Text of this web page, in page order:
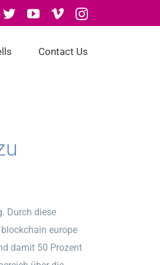
TwitterYouTube
VimeoInstagram
Contact Us
Durch diese
europe
damit 50 Prozent